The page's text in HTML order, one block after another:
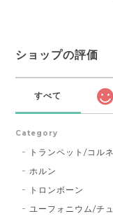
ショップの評価
すべて
Category
トランペット/コル
ホルン
トロンボーン
ユーフォニウム/チ